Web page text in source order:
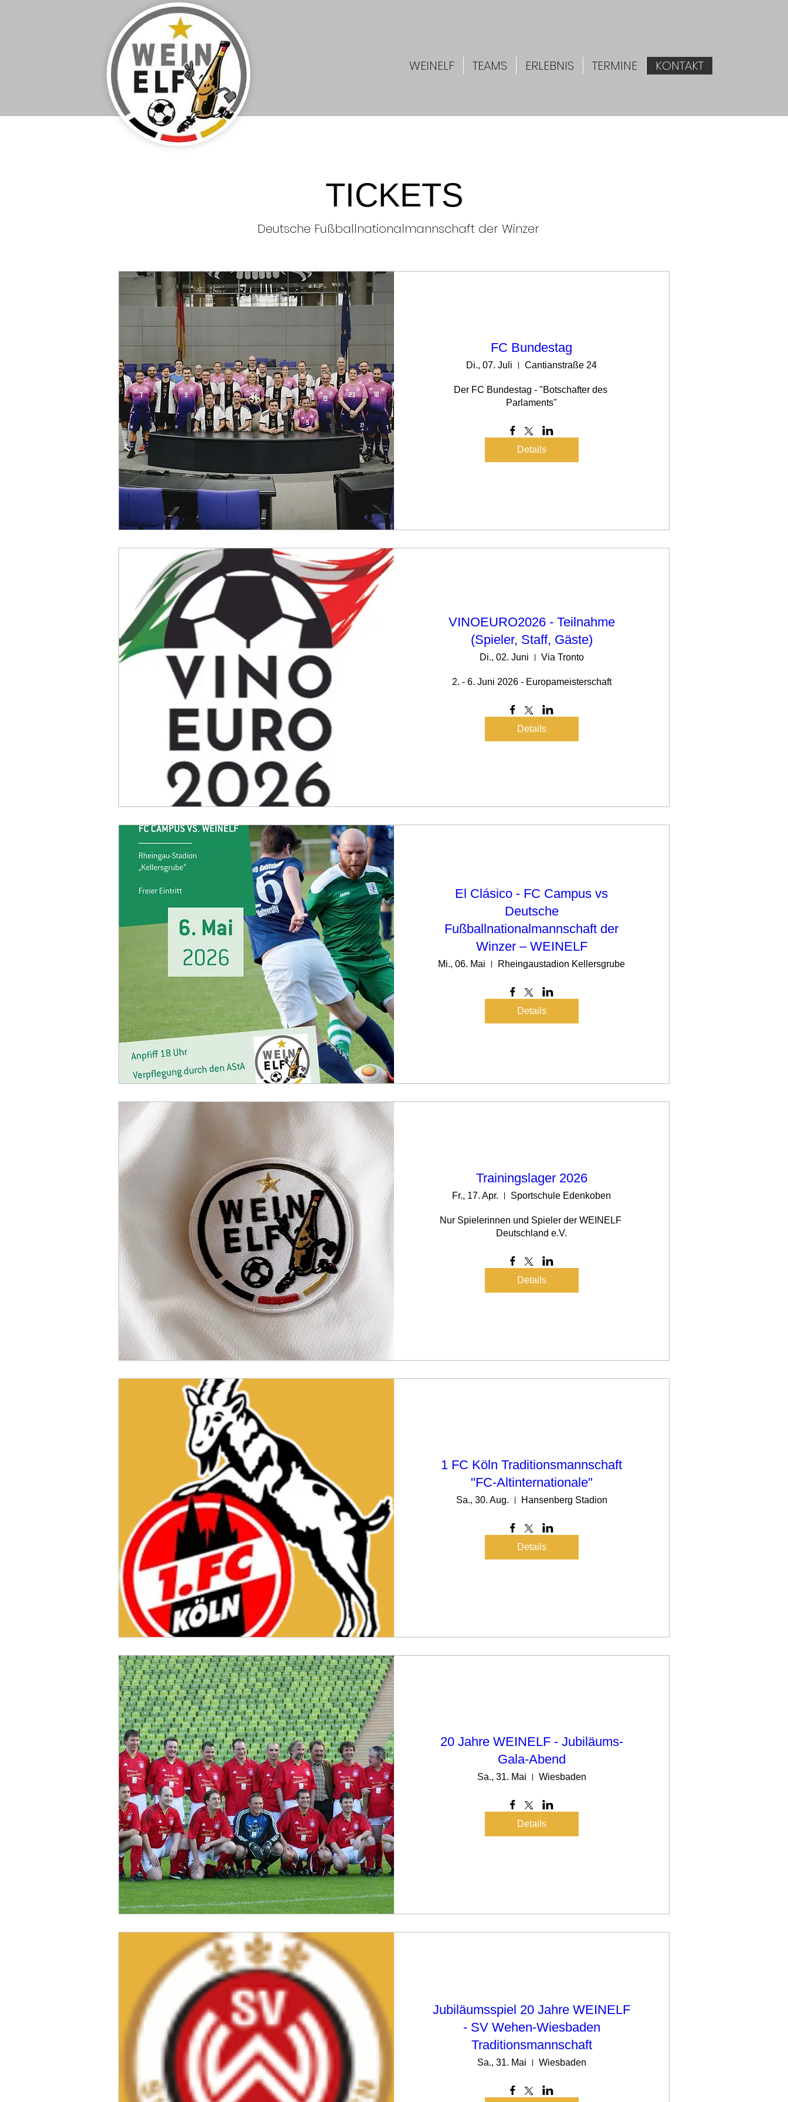
WEINELF TEAMS ERLEBNIS TERMINE KONTAKT
TICKETS
Deutsche Fußballnationalmannschaft der Winzer
FC Bundestag
Di., 07. Juli Cantianstraße 24
Der FC Bundestag - "Botschafter des
Details
VINOEURO2026 - Teilnahme
(Spieler, Staff, Gäste)
Di., 02. Juni Via Tronto
2. - 6. Juni 2026 - Europameisterschaft
Details
El Clásico - FC Campus vs
Deutsche
Fußballnationalmannschaft der
Winzer – WEINELF
Mi., 06. Mai Rheingaustadion Kellersgrube
Details
Trainingslager 2026
Fr., 17. Apr. Sportschule Edenkoben
Nur Spielerinnen und Spieler der WEINELF
Deutschland e.V.
Details
1 FC Köln Traditionsmannschaft
"FC-Altinternationale"
Sa., 30. Aug. Hansenberg Stadion
Details
20 Jahre WEINELF - Jubiläums-
Gala-Abend
Sa., 31. Mai Wiesbaden
Details
Jubiläumsspiel 20 Jahre WEINELF
- SV Wehen-Wiesbaden
Traditionsmannschaft
Sa., 31. Mai Wiesbaden